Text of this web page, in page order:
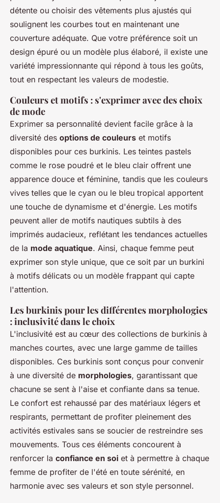
détente ou choisir des vêtements plus ajustés qui
soulignent les courbes tout en maintenant une
couverture adéquate. Que votre préférence soit un
design épuré ou un modèle plus élaboré, il existe une
variété impressionnante qui répond à tous les goûts,
tout en respectant les valeurs de modestie.
Couleurs et motifs : s'exprimer avec des choix
de mode
Exprimer sa personnalité devient facile grâce à la
diversité des options de couleurs et motifs
disponibles pour ces burkinis. Les teintes pastels
comme le rose poudré et le bleu clair offrent une
apparence douce et féminine, tandis que les couleurs
vives telles que le cyan ou le bleu tropical apportent
une touche de dynamisme et d'énergie. Les motifs
peuvent aller de motifs nautiques subtils à des
imprimés audacieux, reflétant les tendances actuelles
de la mode aquatique. Ainsi, chaque femme peut
exprimer son style unique, que ce soit par un burkini
à motifs délicats ou un modèle frappant qui capte
l'attention.
Les burkinis pour les différentes morphologies
: inclusivité dans le choix
L'inclusivité est au cœur des collections de burkinis à
manches courtes, avec une large gamme de tailles
disponibles. Ces burkinis sont conçus pour convenir
à une diversité de morphologies, garantissant que
chacune se sent à l'aise et confiante dans sa tenue.
Le confort est rehaussé par des matériaux légers et
respirants, permettant de profiter pleinement des
activités estivales sans se soucier de restreindre ses
mouvements. Tous ces éléments concourent à
renforcer la confiance en soi et à permettre à chaque
femme de profiter de l'été en toute sérénité, en
harmonie avec ses valeurs et son style personnel.